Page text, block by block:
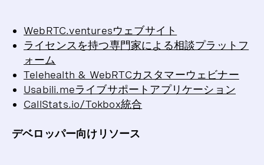
WebRTC.venturesウェブサイト
ライセンスを持つ専門家による相談プラットフ
ォーム
Telehealth & WebRTCカスタマーウェビナー
Usabili.meライブサポートアプリケーション
CallStats.io/Tokbox統合
デベロッパー向けリソース